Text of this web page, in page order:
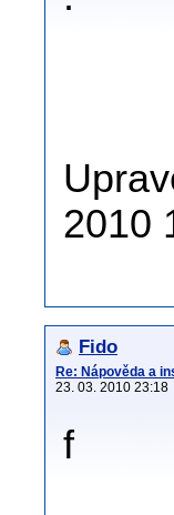
2010
Fido
Re: Nápověda a
23. 03. 2010 23:18
f